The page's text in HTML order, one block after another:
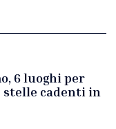
6 luoghi per
cadenti in